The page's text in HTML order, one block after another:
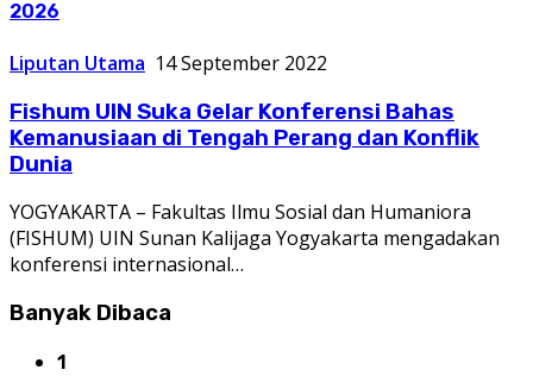
2026
Liputan Utama 14 September 2022
Fishum UIN Suka Gelar Konferensi Bahas
Kemanusiaan di Tengah Perang dan Konflik
Dunia
YOGYAKARTA – Fakultas Ilmu Sosial dan Humaniora
(FISHUM) UIN Sunan Kalijaga Yogyakarta mengadakan
konferensi internasional…
Banyak Dibaca
1